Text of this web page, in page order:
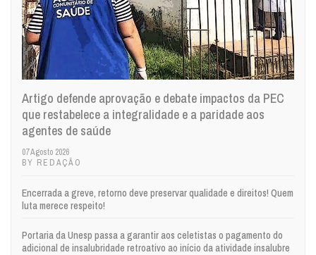
Artigo defende aprovação e debate impactos da PEC
que restabelece a integralidade e a paridade aos
agentes de saúde
07 Agosto 2026
BY REDAÇÃO
Encerrada a greve, retorno deve preservar qualidade e direitos! Quem
luta merece respeito!
Portaria da Unesp passa a garantir aos celetistas o pagamento do
adicional de insalubridade retroativo ao início da atividade insalubre